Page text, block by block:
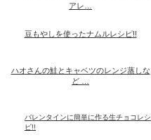
アレ…
豆もやしを使ったナムルレシピ!!
ハオさんの鮭とキャベツのレンジ蒸しな
ど …
バレンタインに簡単に作る生チョコレシ
ピ!!